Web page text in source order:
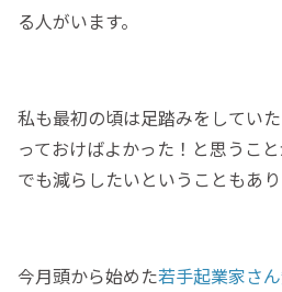
る人がいます。
私も最初の頃は足踏みをしてい
っておけばよかった！と思うこ
でも減らしたいということもあ
今月頭から始めた若手起業家さ